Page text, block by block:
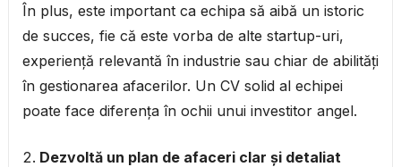
În plus, este important ca echipa să aibă un istoric
de succes, fie că este vorba de alte startup-uri,
experiență relevantă în industrie sau chiar de abilități
în gestionarea afacerilor. Un CV solid al echipei
poate face diferența în ochii unui investitor angel.
Dezvoltă un plan de afaceri clar și detaliat